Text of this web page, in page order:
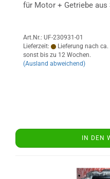
für Motor + Getriebe
Art.Nr.: UF-230931-01
Lieferzeit:
Lieferung nach
sonst bis zu 12 Wochen.
(Ausland abweichend)
IN DEN